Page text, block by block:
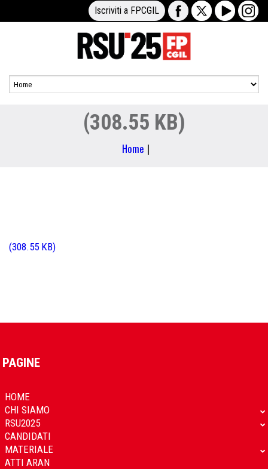
Iscriviti a FPCGIL
(308.55 KB)
Home |
(308.55 KB)
PAGINE
HOME
CHI SIAMO
RSU2025
CANDIDATI
MATERIALE
ATTI ARAN